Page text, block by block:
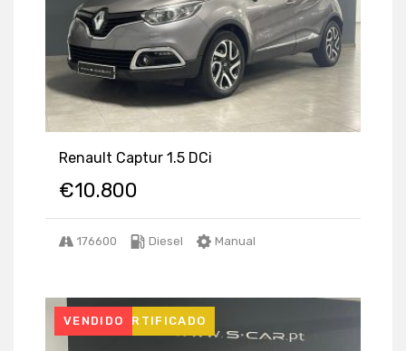
Renault Captur 1.5 DCi
€10.800
176600 Diesel Manual
USADO CERTIFICADO
VENDIDO